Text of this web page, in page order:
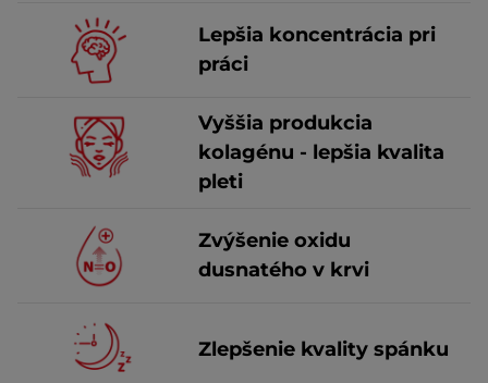
Lepšia koncentrácia pri
práci
Vyššia produkcia
kolagénu - lepšia kvalita
pleti
Zvýšenie oxidu
dusnatého v krvi
Zlepšenie kvality spánku